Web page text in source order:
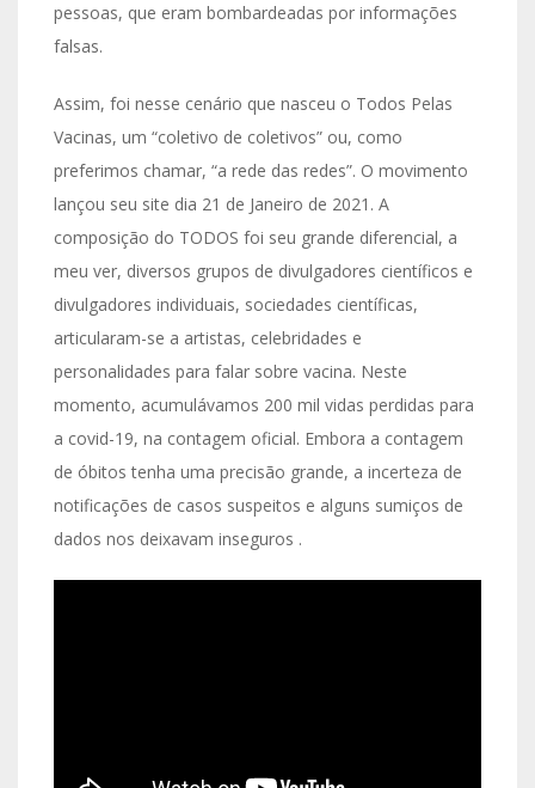
pessoas, que eram bombardeadas por informações
falsas.
Assim, foi nesse cenário que nasceu o Todos Pelas
Vacinas, um “coletivo de coletivos” ou, como
preferimos chamar, “a rede das redes”. O movimento
lançou seu site dia 21 de Janeiro de 2021. A
composição do TODOS foi seu grande diferencial, a
meu ver, diversos grupos de divulgadores científicos e
divulgadores individuais, sociedades científicas,
articularam-se a artistas, celebridades e
personalidades para falar sobre vacina. Neste
momento, acumulávamos 200 mil vidas perdidas para
a covid-19, na contagem oficial. Embora a contagem
de óbitos tenha uma precisão grande, a incerteza de
notificações de casos suspeitos e alguns sumiços de
dados nos deixavam inseguros .